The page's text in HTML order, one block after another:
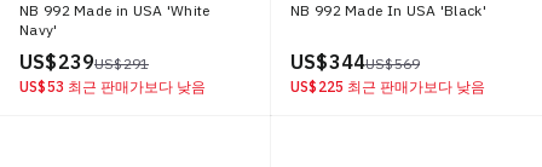
NB 992 Made in USA 'White
Navy'
US$ 239US$ 291
US$ 53 최근 판매가보다 낮음
NB 992 Made In USA 'Black'
US$ 344US$ 569
US$ 225 최근 판매가보다 낮음